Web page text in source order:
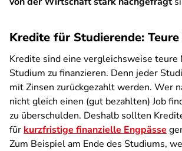
Kredite für Studierende:
Kredite sind eine vergleichsweise teure
Studium zu finanzieren. Denn jeder
mit Zinsen zurückgezahlt werden. Wer
nicht gleich einen (gut bezahlten) Job
zu überschulden. Deshalb sollten
für kurzfristige finanzielle Engpässe
Zum Beispiel am Ende des Studiums,